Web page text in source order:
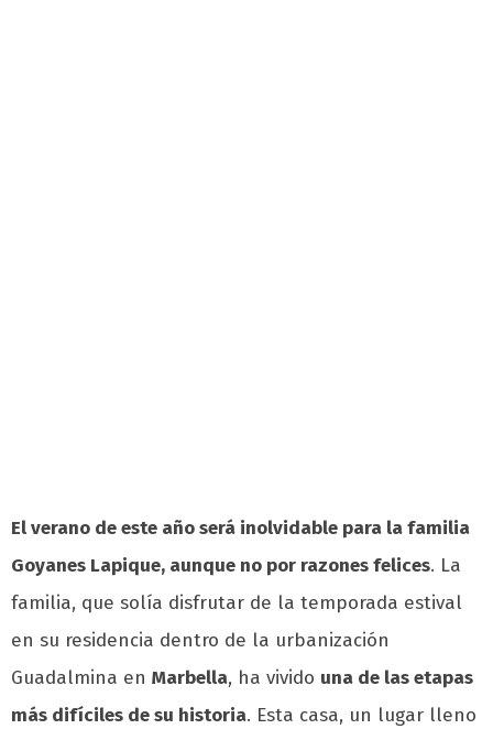
El verano de este año será inolvidable para la familia
Goyanes Lapique, aunque no por razones felices. La
familia, que solía disfrutar de la temporada estival
en su residencia dentro de la urbanización
Guadalmina en Marbella, ha vivido una de las etapas
más difíciles de su historia. Esta casa, un lugar lleno